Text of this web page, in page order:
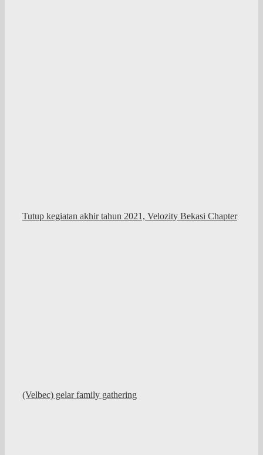
Tutup kegiatan akhir tahun 2021, Velozity Bekasi Chapter
(Velbec) gelar family gathering